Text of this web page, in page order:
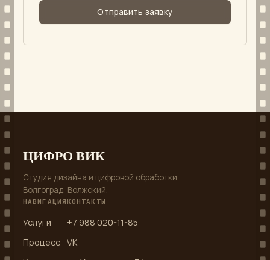
Отправить заявку
ЦИФРО ВИК
Студия дизайна и цифровой обработки.
Волгоград, Волжский.
НАВИГАЦИЯ
Услуги
Процесс
КОНТАКТЫ
+7 988 020-11-85
VK